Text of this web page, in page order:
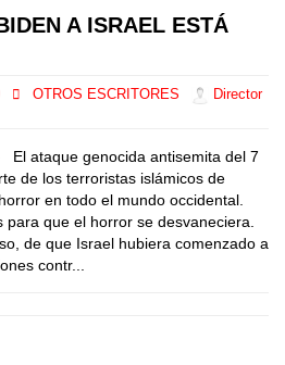
A ISRAEL ESTÁ
OTROS ESCRITORES
Director
El ataque genocida antisemita del 7
de los terroristas islámicos de
en todo el mundo occidental.
que el horror se desvaneciera.
de que Israel hubiera comenzado a
contr...